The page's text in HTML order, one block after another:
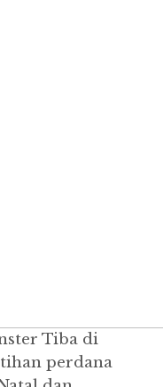
Tiba di
perdana